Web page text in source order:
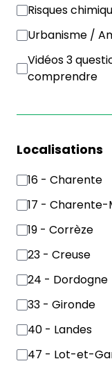
Risques
Urbanisme /
Vidéos 3
comprendre
Localisations
16 - Charente
17 -
19 - Corrèze
23 - Creuse
24 - Dordogne
33 - Gironde
40 - Landes
47 - Lot-et-